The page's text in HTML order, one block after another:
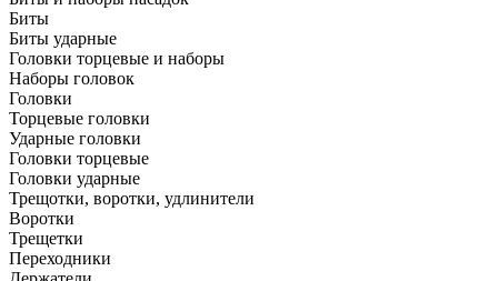
Биты
Биты ударные
Головки торцевые и наборы
Наборы головок
Головки
Торцевые головки
Ударные головки
Головки торцевые
Головки ударные
Трещотки, воротки, удлинители
Воротки
Трещетки
Переходники